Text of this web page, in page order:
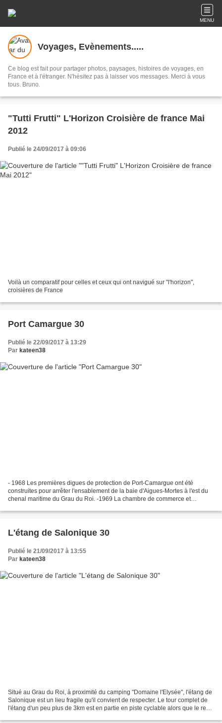
MENU
Voyages, Evènements.....
Ce blog est fait pour partager photos, paysages, histoires de voyages, en
France et à l'étranger. N'hésitez pas à laisser vos messages. Merci à vous
tous. Bruno.
"Tutti Frutti" L'Horizon Croisière de france Mai
2012
Publié le 24/09/2017 à 09:06
Voilà un comparatif pour celles et ceux qui ont navigué sur "l'horizon",
croisières de France
Port Camargue 30
Publié le 22/09/2017 à 13:29
Par kateen38
- 1968 Les premières digues de protection de Port-Camargue ont été
construites pour arrêter l'ensablement de la baie d'Aigues-Mortes à l'est du
chenal maritime du Grau du Roi. -1969 La chambre de commerce et
L'étang de Salonique 30
Publié le 21/09/2017 à 13:55
Par kateen38
Situé au Grau du Roi, à proximité du camping "Domaine l'Elysée", l'étang de
Salonique est un lieu fragile qu'il convient de respecter. Le tour complet de
l'étang d'un peu plus de 3km est en partie en piste cyclable alors que le reste